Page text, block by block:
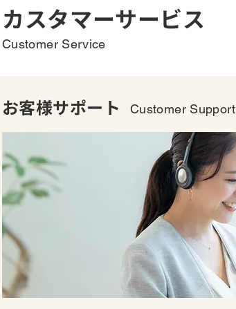
カスタマーサービス
Customer Service
お客様サポート Customer Support